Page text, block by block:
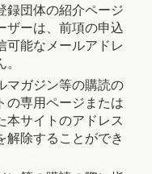
録団体の紹介ページ
ザーは、前項の申込
可能なメールアドレ
マガジン等の購読の
の専用ページまたは
本サイトのアドレス
解除することができ